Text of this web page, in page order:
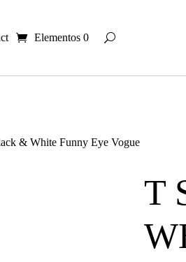
Elementos 0
& White Funny Eye Vogue
T